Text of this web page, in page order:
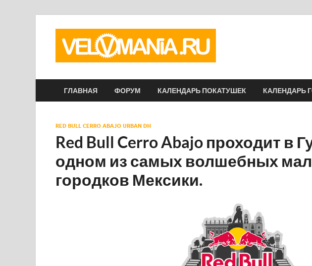
ГЛАВНАЯ ФОРУМ КАЛЕНДАРЬ ПОКАТУШЕК КАЛЕНДАРЬ
RED BULL CERRO ABAJO URBAN DH
Red Bull Cerro Abajo проходит в
одном из самых волшебных
городков Мексики.